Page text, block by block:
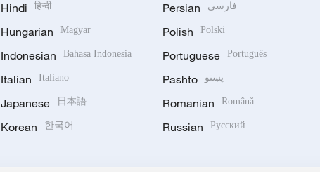
Hindi हिन्दी
Hungarian Magyar
Indonesian Bahasa Indonesia
Italian Italiano
Japanese 日本語
Korean 한국어
Persian فارسی
Polish Polski
Portuguese Português
Pashto پښتو
Romanian Română
Russian Русский